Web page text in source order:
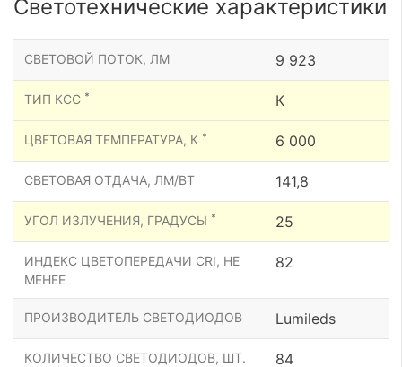
Светотехнические характеристики
СВЕТОВОЙ ПОТОК, ЛМ 9 923
ТИП КСС * К
ЦВЕТОВАЯ ТЕМПЕРАТУРА, К * 6 000
СВЕТОВАЯ ОТДАЧА, ЛМ/ВТ 141,8
УГОЛ ИЗЛУЧЕНИЯ, ГРАДУСЫ * 25
ИНДЕКС ЦВЕТОПЕРЕДАЧИ CRI, НЕ
МЕНЕЕ
82
ПРОИЗВОДИТЕЛЬ СВЕТОДИОДОВ Lumileds
КОЛИЧЕСТВО СВЕТОДИОДОВ, ШТ. 84